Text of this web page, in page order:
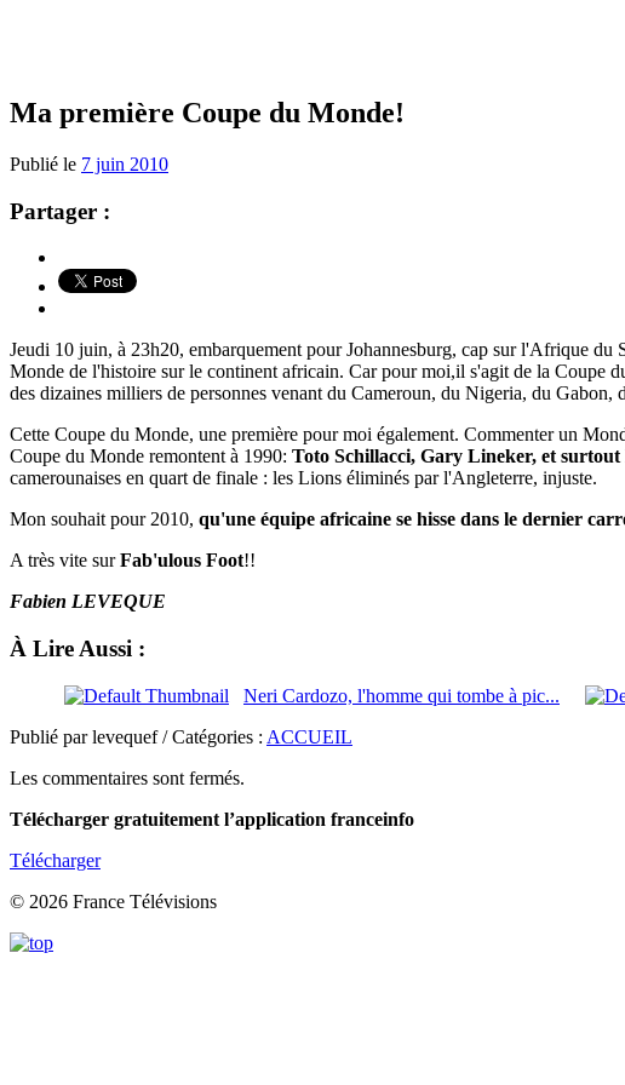
Ma première Coupe du Monde!
Publié le 7 juin 2010
Partager :
Jeudi 10 juin, à 23h20, embarquement pour Johannesburg, cap sur l'Afrique du
Monde de l'histoire sur le continent africain. Car pour moi,il s'agit de la Coupe
des dizaines milliers de personnes venant du Cameroun, du Nigeria, du
Cette Coupe du Monde, une première pour moi également. Commenter un
Coupe du Monde remontent à 1990: Toto Schillacci, Gary Lineker, et
camerounaises en quart de finale : les Lions éliminés par l'Angleterre, injuste.
Mon souhait pour 2010, qu'une équipe africaine se hisse dans le dernier
A très vite surFab'ulous Foot!!
Fabien LEVEQUE
À Lire Aussi :
Neri Cardozo, l'homme qui tombe à pic...
Publié par levequef / Catégories : ACCUEIL
Les commentaires sont fermés.
Télécharger gratuitement l’application franceinfo
Télécharger
© 2026 France Télévisions